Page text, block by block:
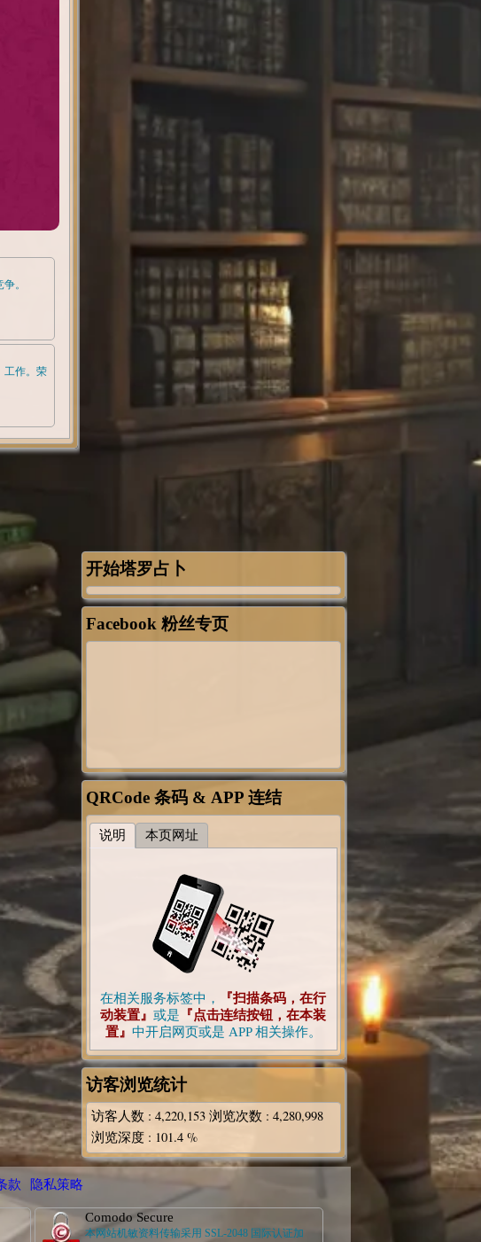
。
工作。荣
开始塔罗占卜
Facebook 粉丝专页
QRCode 条码 & APP 连结
说明 本页网址
在相关服务标签中，
『扫描条码，在行
动装置』 或是 『点击连结按钮，在本装
置』 中开启网页或是 APP 相关操作。
访客浏览统计
访客人数 : 4,220,153 浏览次数 : 4,280,998
浏览深度: 101.4 %
款 隐私策略
Comodo Secure
本网站机敏资料传输采用 SSL-2048 国际认证加